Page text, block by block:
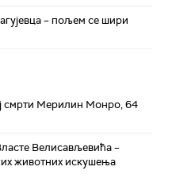
– пољем се шири
смрти Мерилин Монро, 64
Велисављевића –
животних искушења